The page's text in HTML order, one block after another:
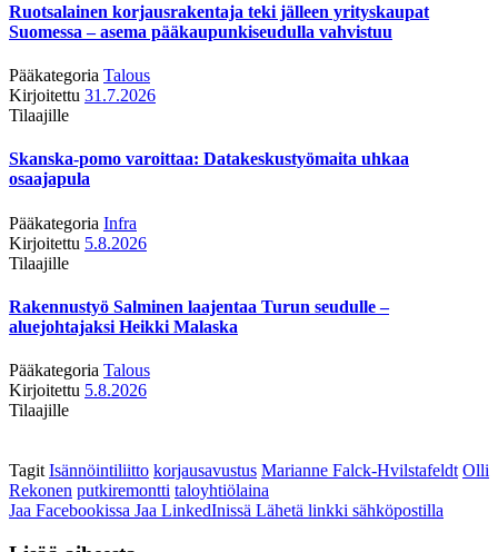
Ruotsalainen korjausrakentaja teki jälleen yrityskaupat
Suomessa – asema pääkaupunkiseudulla vahvistuu
Pääkategoria Talous
Kirjoitettu 31.7.2026
Tilaajille
Skanska-pomo varoittaa: Datakeskustyömaita uhkaa
osaajapula
Pääkategoria Infra
Kirjoitettu 5.8.2026
Tilaajille
Rakennustyö Salminen laajentaa Turun seudulle –
aluejohtajaksi Heikki Malaska
Pääkategoria Talous
Kirjoitettu 5.8.2026
Tilaajille
Tagit Isännöintiliitto korjausavustus Marianne Falck-Hvilstafeldt Olli
Rekonen putkiremontti taloyhtiölaina
Jaa Facebookissa Jaa LinkedInissä Lähetä linkki sähköpostilla